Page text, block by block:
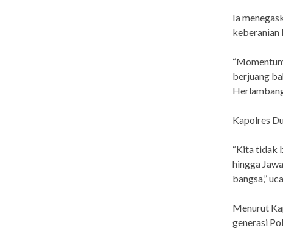
Ia
keberanian
berjuang
Kapolres
“Kita tidak
hingga
bangsa,”
Menurut
generasi